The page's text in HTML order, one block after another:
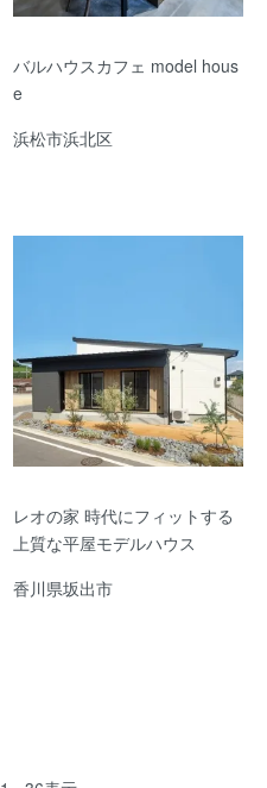
バルハウスカフェ model hous
e
浜松市浜北区
レオの家 時代にフィットする
上質な平屋モデルハウス
香川県坂出市